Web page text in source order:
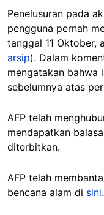
Penelusuran pada
pengguna pernah
tanggal 11 Oktober,
arsip). Dalam
mengatakan bahwa
sebelumnya atas
AFP telah
mendapatkan
diterbitkan.
AFP telah
bencana alam di sini.